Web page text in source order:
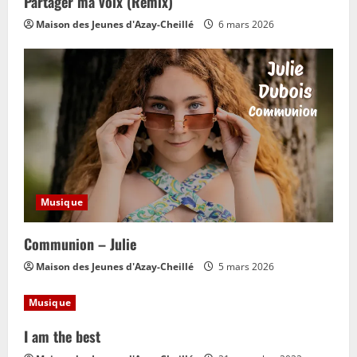
o
n
Maison des Jeunes d'Azay-Cheillé 6 mars 2026
Musique
Communion – Julie
Maison des Jeunes d'Azay-Cheillé 5 mars 2026
Musique
I am the best